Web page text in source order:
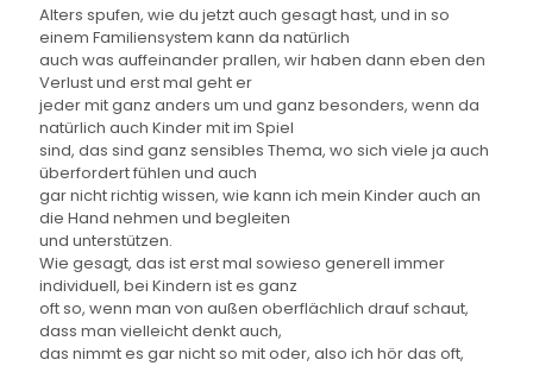
Alters spufen, wie du jetzt auch gesagt hast, und in so
einem Familiensystem kann da natürlich
auch was auffeinander prallen, wir haben dann eben den
Verlust und erst mal geht er
jeder mit ganz anders um und ganz besonders, wenn da
natürlich auch Kinder mit im Spiel
sind, das sind ganz sensibles Thema, wo sich viele ja auch
überfordert fühlen und auch
gar nicht richtig wissen, wie kann ich mein Kinder auch an
die Hand nehmen und begleiten
und unterstützen.
Wie gesagt, das ist erst mal sowieso generell immer
individuell, bei Kindern ist es ganz
oft so, wenn man von außen oberflächlich drauf schaut,
dass man vielleicht denkt auch,
das nimmt es gar nicht so mit oder, also ich hör das oft,